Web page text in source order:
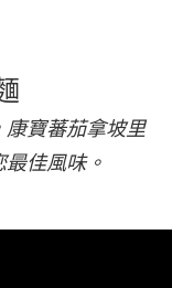
寶蕃茄拿坡里
佳風味。